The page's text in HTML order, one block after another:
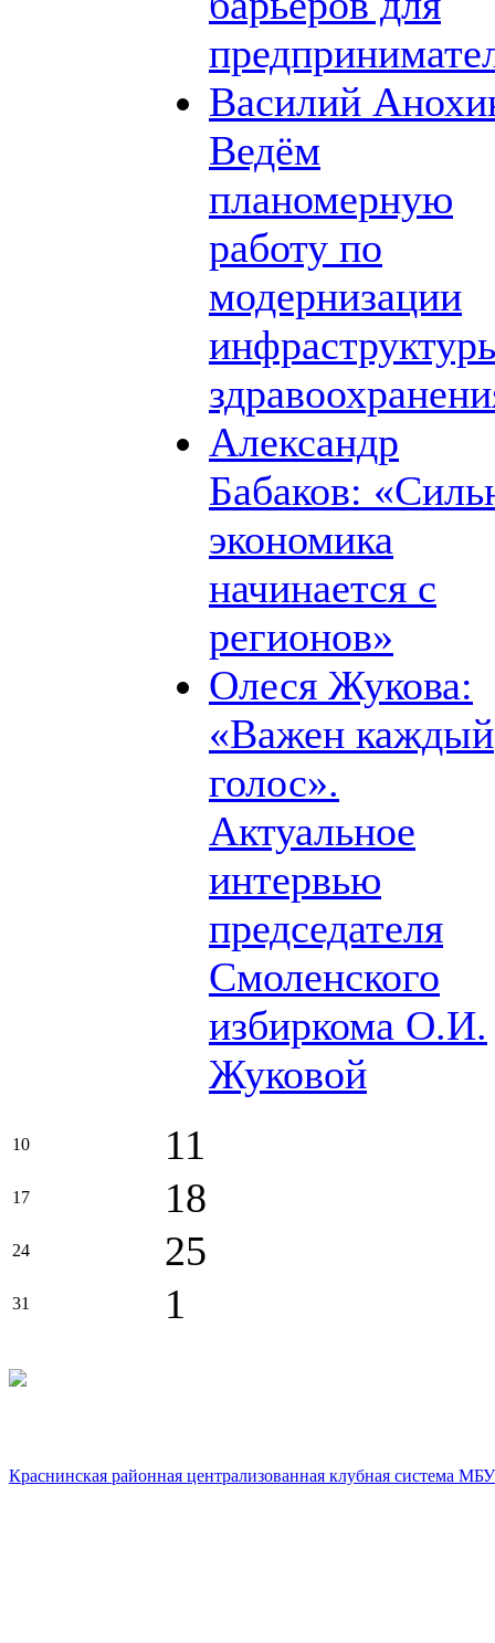
Василий
Ведём
планомерную
работу по
модернизации
Александр
Бабаков:
экономика
начинается с
регионов»
Олеся Жукова:
«Важен каждый
голос».
Актуальное
интервью
председателя
Смоленского
избиркома О.И.
Жуковой
10 11
17 18
24 25
31 1
Краснинская районная централизованная клубная система